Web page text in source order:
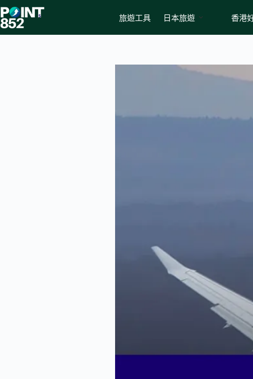
to
content
旅遊工具 日本旅遊 香港